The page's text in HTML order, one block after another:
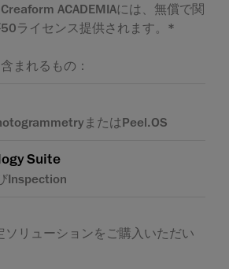
ACADEMIAには、無償で関
ライセンス提供されます。*
まれるもの：
またはPeel.OS
Suite
Inspection
リューションをご購入いただい